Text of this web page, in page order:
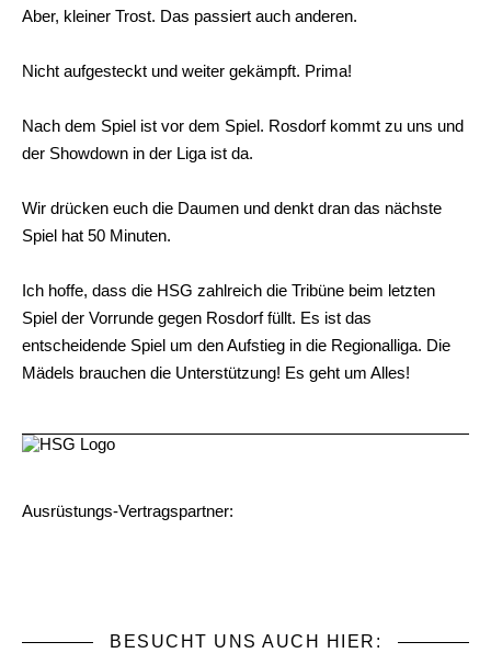
Aber, kleiner Trost. Das passiert auch anderen.
Nicht aufgesteckt und weiter gekämpft. Prima!
Nach dem Spiel ist vor dem Spiel. Rosdorf kommt zu uns und
der Showdown in der Liga ist da.
Wir drücken euch die Daumen und denkt dran das nächste
Spiel hat 50 Minuten.
Ich hoffe, dass die HSG zahlreich die Tribüne beim letzten
Spiel der Vorrunde gegen Rosdorf füllt. Es ist das
entscheidende Spiel um den Aufstieg in die Regionalliga. Die
Mädels brauchen die Unterstützung! Es geht um Alles!
Ausrüstungs-Vertragspartner:
BESUCHT UNS AUCH HIER: